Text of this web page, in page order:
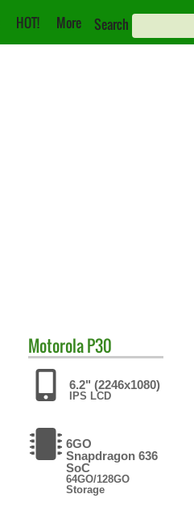
HOT! More Search
MotorolaP30
6.2" (2246x1080)
IPS LCD
6GO
Snapdragon 636
SoC
64GO/128GO
Storage